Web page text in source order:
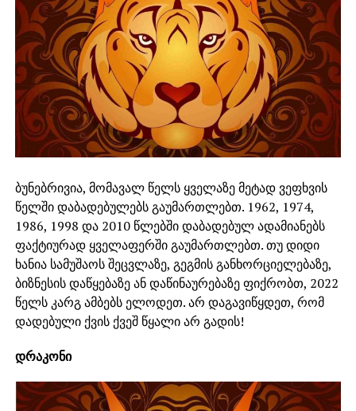
ბუნებრივია, მომავალ წელს ყველაზე მეტად ვეფხვის
წელში დაბადებულებს გაუმართლებთ. 1962, 1974,
1986, 1998 და 2010 წლებში დაბადებულ ადამიანებს
ფაქტიურად ყველაფერში გაუმართლებთ. თუ დიდი
ხანია სამუშაოს შეცვლაზე, გეგმის განხორციელებაზე,
ბიზნესის დაწყებაზე ან დაწინაურებაზე ფიქრობთ, 2022
წელს კარგ ამბებს ელოდეთ. არ დაგავიწყდეთ, რომ
დადებული ქვის ქვეშ წყალი არ გადის!
დრაკონი